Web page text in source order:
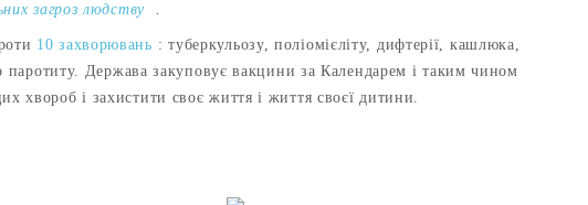
загроз людству .
10 захворювань : туберкульозу, поліомієліту, дифтерії, кашлюка,
паротиту. Держава закуповує вакцини за Календарем і таким чином
хвороб і захистити своє життя і життя своєї дитини.